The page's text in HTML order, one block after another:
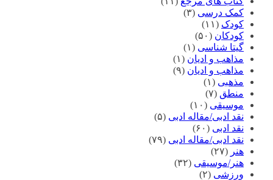
کمک درسی (۳)
کودک (۱۱)
کودکان (۵۰)
گیتا شناسی (۱)
مذاهب و ادیان (۱)
مذاهب و ادیان (۹)
مذهبی (۱)
منطق (۷)
موسیقی (۱۰)
نقد ادبی/مقاله ادبی (۵)
نقد ادبی (۶۰)
نقد ادبی/مقاله ادبی (۷۹)
هنر (۲۷)
هنر/موسیقی (۳۲)
ورزشی (۲)